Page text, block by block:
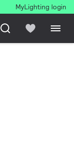
MyLighting login